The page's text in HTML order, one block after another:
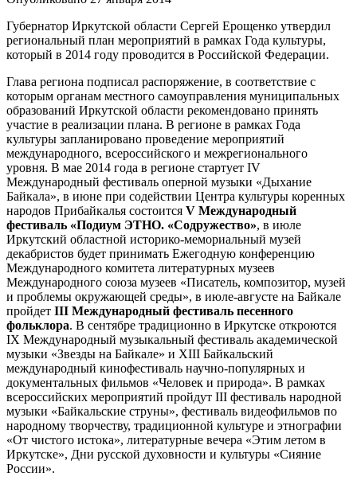
Губернатор Иркутской области Сергей Ерощенко утвердил
региональный план мероприятий в рамках Года культуры,
который в 2014 году проводится в Российской Федерации.
Глава региона подписал распоряжение, в соответствие с
которым органам местного самоуправления муниципальных
образований Иркутской области рекомендовано принять
участие в реализации плана. В регионе в рамках Года
культуры запланировано проведение мероприятий
международного, всероссийского и межрегионального
уровня. В мае 2014 года в регионе стартует IV
Международный фестиваль оперной музыки «Дыхание
Байкала», в июне при содействии Центра культуры коренных
народов Прибайкалья состоится V Международный
фестиваль «Подиум ЭТНО. «Содружество», в июле
Иркутский областной историко-мемориальный музей
декабристов будет принимать Ежегодную конференцию
Международного комитета литературных музеев
Международного союза музеев «Писатель, композитор, музей
и проблемы окружающей среды», в июле-августе на Байкале
пройдет III Международный фестиваль песенного
фольклора. В сентябре традиционно в Иркутске откроются
IX Международный музыкальный фестиваль академической
музыки «Звезды на Байкале» и XIII Байкальский
международный кинофестиваль научно-популярных и
документальных фильмов «Человек и природа». В рамках
всероссийских мероприятий пройдут III фестиваль народной
музыки «Байкальские струны», фестиваль видеофильмов по
народному творчеству, традиционной культуре и этнографии
«От чистого истока», литературные вечера «Этим летом в
Иркутске», Дни русской духовности и культуры «Сияние
России».